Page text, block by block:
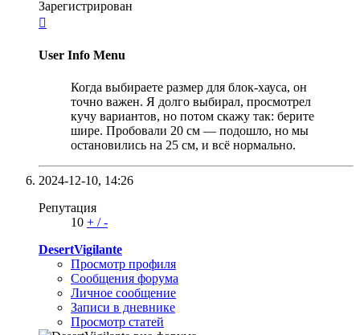
Зарегистрирован

User Info Menu
Когда выбираете размер для блок-хауса, он
точно важен. Я долго выбирал, просмотрел
кучу вариантов, но потом скажу так: берите
шире. Пробовали 20 см — подошло, но мы
остановились на 25 см, и всё нормально.
2024-12-10, 14:26
Репутация
10 + /-
DesertVigilante
Просмотр профиля
Сообщения форума
Личное сообщение
Записи в дневнике
Просмотр статей